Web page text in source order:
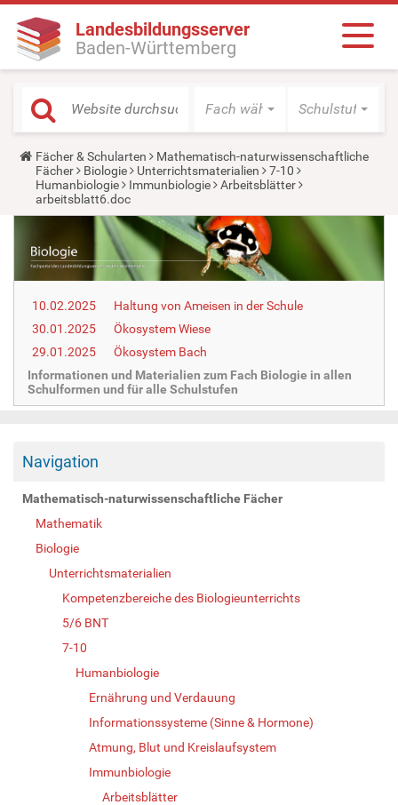
Landesbildungsserver
Baden-Württemberg
Fach wählen Schulstufe
Y
o
u
a
r
e
r
e
Fächer & Schularten
Mathematisch-naturwissenschaftliche
Fächer
Biologie Unterrichtsmaterialien
7-10
Humanbiologie
Immunbiologie
Arbeitsblätter
arbeitsblatt6.doc
10.02.2025
Haltung von Ameisen in der Schule
30.01.2025
Ökosystem Wiese
29.01.2025
Ökosystem Bach
Informationen und Materialien zum Fach Biologie in allen
Schulformen und für alle Schulstufen
Navigation
Mathematisch-naturwissenschaftliche Fächer
Mathematik
Biologie
Unterrichtsmaterialien
Kompetenzbereiche des Biologieunterrichts
5/6 BNT
7-10
Humanbiologie
Ernährung und Verdauung
Informationssysteme (Sinne & Hormone)
Atmung, Blut und Kreislaufsystem
Immunbiologie
Arbeitsblätter